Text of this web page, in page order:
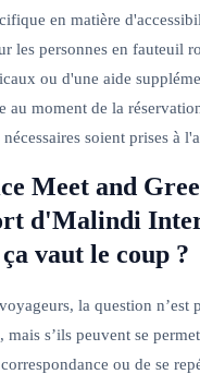
en matière
les personnes en fauteuil
ou d'une aide
au moment de la
soient prises à
Meet and
d'Malindi
vaut le coup ?
la question n’est
mais s’ils peuvent se
ou de se